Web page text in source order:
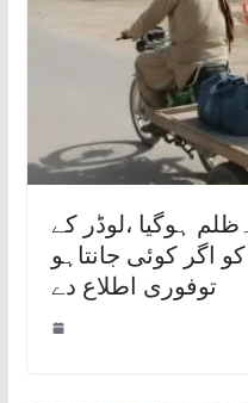
ہوگیا ،لوڈر کے
اگر کوئی جانتاہو
توفوری اطلاع دے